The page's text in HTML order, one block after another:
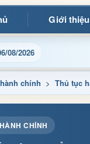
Giới thiệu
08/2026
tử xã Mường Ảng
chính > Thủ tục
CHÍNH